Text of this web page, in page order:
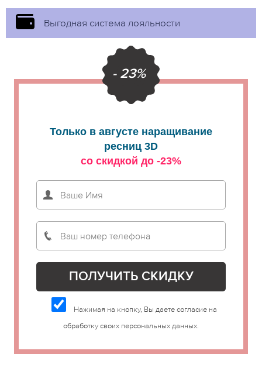
Выгодная система лояльности
- 23%
Только в августе наращивание
ресниц 3D
со скидкой до -23%
Нажимая на кнопку, Вы даете согласие на
обработку своих персональных данных.